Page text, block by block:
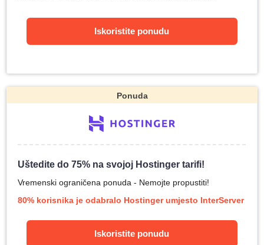
Iskoristite ponudu
Ponuda
Uštedite do 75% na svojoj Hostinger tarifi!
Vremenski ograničena ponuda - Nemojte propustiti!
80% korisnika je odabralo Hostinger umjesto InterServer
Iskoristite ponudu